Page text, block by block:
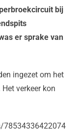
bij
er sprake van
ingezet om het
verkeer kon
78534336422074